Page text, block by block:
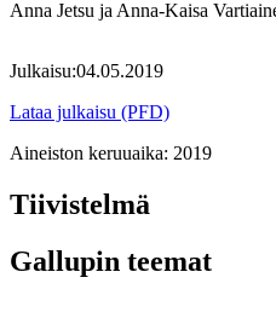
Anna Jetsu ja Anna-Kaisa
Julkaisu:04.05.2019
Lataa julkaisu (PFD)
Aineiston keruuaika: 2019
Tiivistelmä
Gallupin teemat